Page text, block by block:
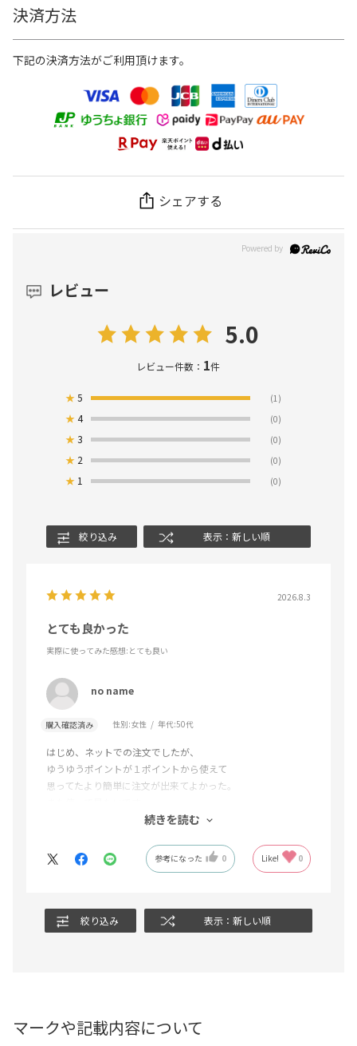
決済方法
下記の決済方法がご利用頂けます。
シェアする
レビュー
5.0
レビュー件数： 1件
★5 (1)
★4 (0)
★3 (0)
★ 2 (0)
★ 1 (0)
絞り込み 表示：新しい順
2026.8.3
とても良かった
実際に使ってみた感想:とても良い
no name
購入確認済み 性別:女性 年代:50代
はじめ、ネットでの注文でしたが、
ゆうゆうポイントが１ポイントから使えて
思ってたより簡単に注文が出来てよかった。
続きを読む
参考になった 0 Like! 0
絞り込み 表示：新しい順
マークや記載内容について